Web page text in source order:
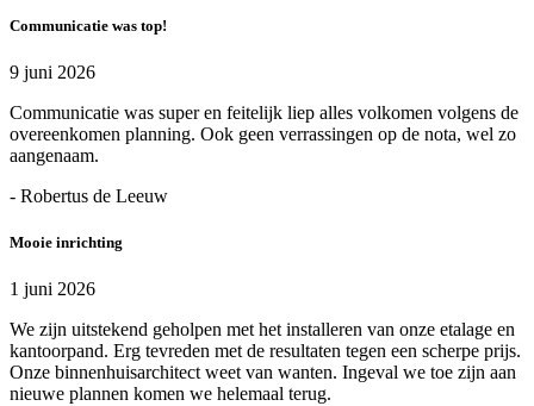
Communicatie was top!
9 juni 2026
Communicatie was super en feitelijk liep alles volkomen volgens de
overeenkomen planning. Ook geen verrassingen op de nota, wel zo
aangenaam.
- Robertus de Leeuw
Mooie inrichting
1 juni 2026
We zijn uitstekend geholpen met het installeren van onze etalage en
kantoorpand. Erg tevreden met de resultaten tegen een scherpe prijs.
Onze binnenhuisarchitect weet van wanten. Ingeval we toe zijn aan
nieuwe plannen komen we helemaal terug.